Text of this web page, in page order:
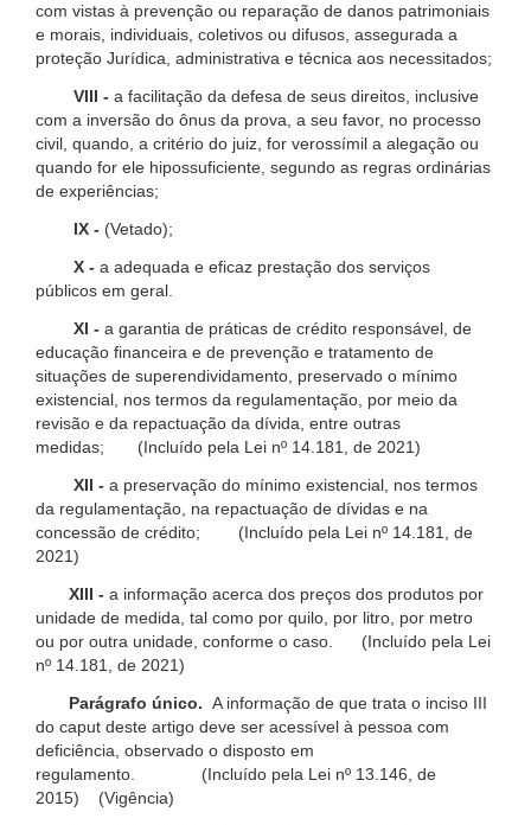
com vistas à prevenção ou reparação de danos patrimoniais
e morais, individuais, coletivos ou difusos, assegurada a
proteção Jurídica, administrativa e técnica aos necessitados;
VIII - a facilitação da defesa de seus direitos, inclusive
com a inversão do ônus da prova, a seu favor, no processo
civil, quando, a critério do juiz, for verossímil a alegação ou
quando for ele hipossuficiente, segundo as regras ordinárias
de experiências;
IX - (Vetado);
X - a adequada e eficaz prestação dos serviços
públicos em geral.
XI - a garantia de práticas de crédito responsável, de
educação financeira e de prevenção e tratamento de
situações de superendividamento, preservado o mínimo
existencial, nos termos da regulamentação, por meio da
revisão e da repactuação da dívida, entre outras
medidas; (Incluído pela Lei nº 14.181, de 2021)
XII - a preservação do mínimo existencial, nos termos
da regulamentação, na repactuação de dívidas e na
concessão de crédito; (Incluído pela Lei nº 14.181, de
2021)
XIII - a informação acerca dos preços dos produtos por
unidade de medida, tal como por quilo, por litro, por metro
ou por outra unidade, conforme o caso. (Incluído pela Lei
nº 14.181, de 2021)
Parágrafo único. A informação de que trata o inciso III
do caput deste artigo deve ser acessível à pessoa com
deficiência, observado o disposto em
regulamento. (Incluído pela Lei nº 13.146, de
2015) (Vigência)